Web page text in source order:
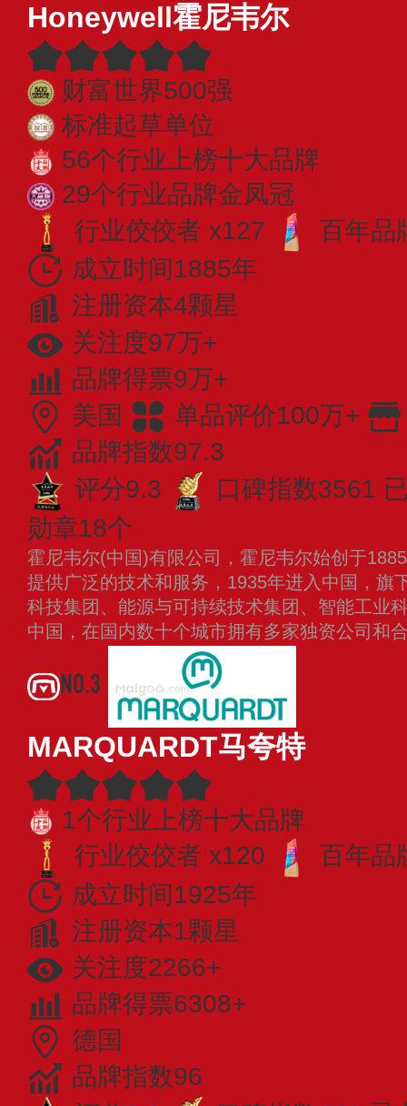
Honeywell霍尼韦尔
财富世界500强
标准起草单位
56个行业上榜十大品牌
29个行业品牌金凤冠
行业佼佼者 x127
百年品
成立时间1885年
注册资本4颗星
关注度97万+
品牌得票9万+
美国
单品评价100万+
品牌指数97.3
评分9.3
口碑指数3561
勋章18个
霍尼韦尔(中国)有限公司，霍尼韦尔始创于
提供广泛的技术和服务，1935年进入中国，旗
科技集团、能源与可持续技术集团、智能工业
中国，在国内数十个城市拥有多家独资公司和
NO.3
MARQUARDT马夸特
1个行业上榜十大品牌
行业佼佼者 x120
百年品
成立时间1925年
注册资本1颗星
关注度2266+
品牌得票6308+
德国
品牌指数96